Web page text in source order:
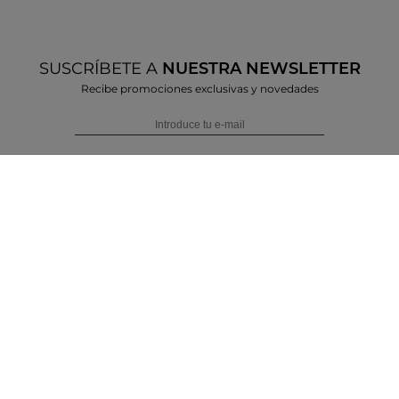
SUSCRÍBETE A NUESTRA NEWSLETTER
Recibe promociones exclusivas y novedades